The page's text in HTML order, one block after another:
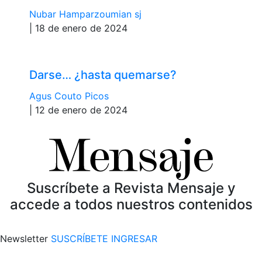
Nubar Hamparzoumian sj
| 18 de enero de 2024
Darse… ¿hasta quemarse?
Agus Couto Picos
| 12 de enero de 2024
Suscríbete a Revista Mensaje y
accede a todos nuestros contenidos
Newsletter SUSCRÍBETE INGRESAR